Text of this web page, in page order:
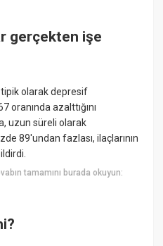
gerçekten işe
olarak depresif
oranında azalttığını
uzun süreli olarak
89'undan fazlası, ilaçlarının
tamamını burada okuyun: